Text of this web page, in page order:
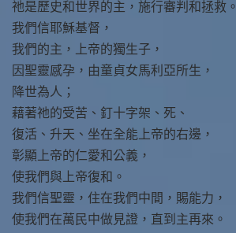
祂是歷史和世界的主，施行審判和拯救。
我們信耶穌基督，
我們的主，上帝的獨生子，
因聖靈感孕，由童貞女馬利亞所生，
降世為人；
藉著祂的受苦、釘十字架、死、
復活、升天、坐在全能上帝的右邊，
彰顯上帝的仁愛和公義，
使我們與上帝復和。
我們信聖靈，住在我們中間，賜能力，
使我們在萬民中做見證，直到主再來。